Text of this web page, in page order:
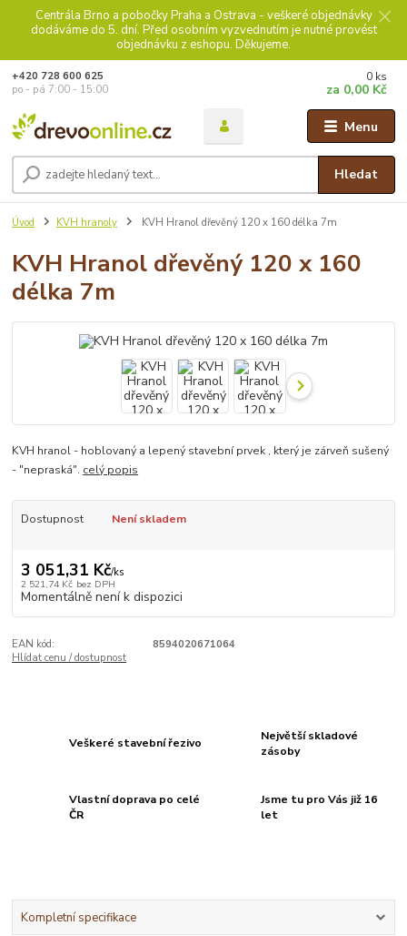
Centrála Brno a pobočky Praha a Ostrava - veškeré objednávky
dodáváme do 5. dní. Před osobním vyzvednutím je nutné provést
objednávku z eshopu. Děkujeme.
Menu
Hledat
+420 728 600 625
po - pá 7:00 - 15:00
0 ks
za 0,00 Kč
Úvod KVH hranoly KVH Hranol dřevěný 120 x 160 délka 7m
KVH Hranol dřevěný 120 x 160
délka 7m
KVH hranol - hoblovaný a lepený stavební prvek , který je zárveň sušený
- "nepraská". celý popis
Dostupnost Není skladem
3 051,31 Kč/ks
2 521,74 Kč bez DPH
Momentálně není k dispozici
EAN kód:
8594020671064
Hlídat cenu / dostupnost
Veškeré stavební řezivo
Největší skladové
zásoby
Vlastní doprava po celé
ČR
Jsme tu pro Vás již 16
let
Kompletní specifikace